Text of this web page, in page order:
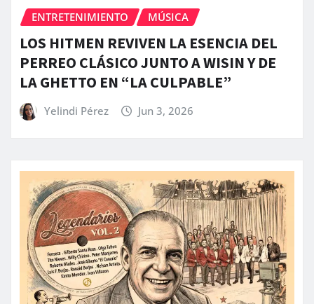
ENTRETENIMIENTO MÚSICA
LOS HITMEN REVIVEN LA ESENCIA DEL
PERREO CLÁSICO JUNTO A WISIN Y DE
LA GHETTO EN “LA CULPABLE”
Yelindi Pérez Jun 3, 2026